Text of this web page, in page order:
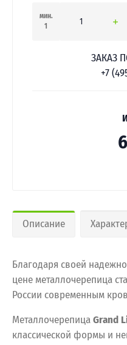
мин.
1
ЗАКАЗ
+7
Описание
Благодаря своей
цене металлочерепица
России современным
МеталлочерепицаGrand
классической формы и